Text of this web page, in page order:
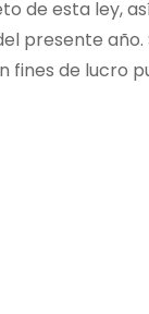
de esta ley,
presente
fines de lucro